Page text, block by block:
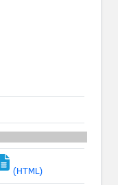
(HTML)